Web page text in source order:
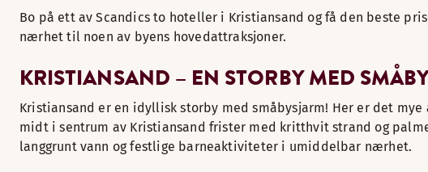
Bo på ett av Scandics to hoteller i Kristiansand og få den beste
nærhet til noen av byens hovedattraksjoner.
KRISTIANSAND – EN STORBY MED
Kristiansand er en idyllisk storby med småbysjarm! Her er det
midt i sentrum av Kristiansand frister med kritthvit strand og
langgrunt vann og festlige barneaktiviteter i umiddelbar nærhet.